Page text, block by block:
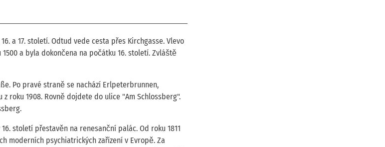
a 17. století. Odtud vede cesta přes Kirchgasse. Vlevo
a byla dokončena na počátku 16. století. Zvláště
Po pravé straně se nachází Erlpeterbrunnen,
roku 1908. Rovně dojdete do ulice "Am Schlossberg".
století přestavěn na renesanční palác. Od roku 1811
moderních psychiatrických zařízení v Evropě. Za